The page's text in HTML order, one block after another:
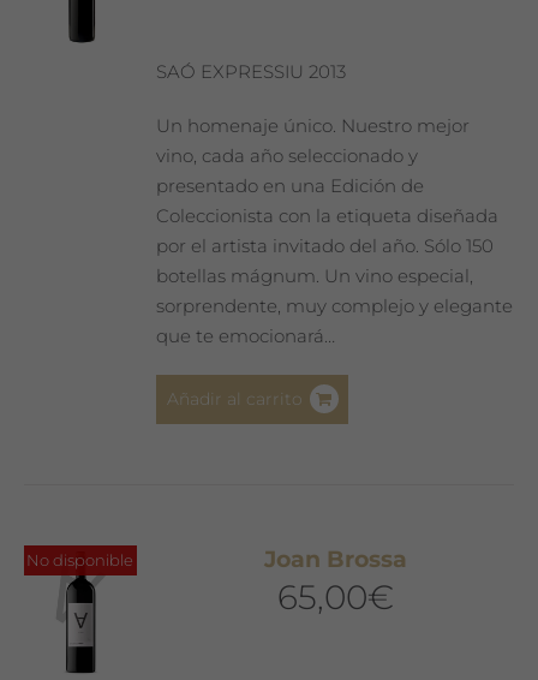
SAÓ EXPRESSIU 2013
Un homenaje único. Nuestro mejor
vino, cada año seleccionado y
presentado en una Edición de
Coleccionista con la etiqueta diseñada
por el artista invitado del año. Sólo 150
botellas mágnum. Un vino especial,
sorprendente, muy complejo y elegante
que te emocionará…
Añadir al carrito
No disponible Joan Brossa
65,00€